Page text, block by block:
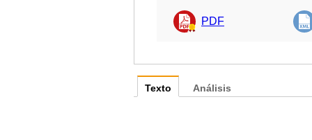
PDF
Texto Análisis